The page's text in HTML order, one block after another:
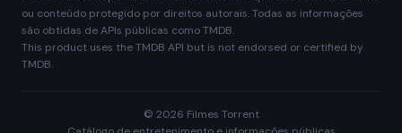
ou conteúdo protegido por direitos autorais. Todas as informações
são obtidas de APIs públicas como TMDB.
This product uses the TMDB API but is not endorsed or certified by
TMDB.
© 2026 Filmes Torrent